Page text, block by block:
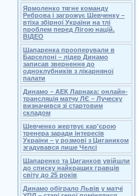
Ярмоленко тягне команду
Реброва і загрожує Шевченку –
втіха збірної України на тлі
проблем перед Лігою націй.
ВІДЕО
Шапаренка прооперували в
Барселоні – лідер Динамо
записав звернення до
одноклубників з лікарняної
палати
Динамо – АЕК Ларнака: онлайн-
трансляція матчу ЛЄ – Луческу
визначився зі стартовим
складом
Шевченко жертвує кар'єрою
тренера заради інтересів
України – у розмові з Цигаником
згадувався лише Челсі
Шапаренко та Циганков увійшли
до списку найкращих гравців
світу до 25 років
Динамо обіграло Львів у матчі